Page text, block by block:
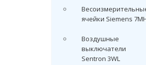
ячейки Siemens
Воздушные
выключатели
Sentron 3WL